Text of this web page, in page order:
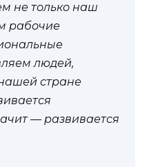
не только наш
рабочие
людей,
стране
— развивается